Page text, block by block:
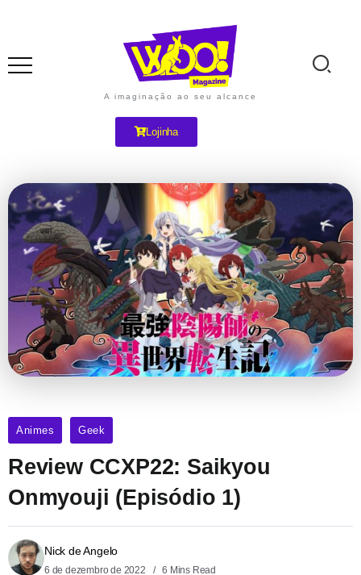
A imaginação ao seu alcance
Lojinha
Animes Geek
Review CCXP22: Saikyou
Onmyouji (Episódio 1)
Nick de Angelo
6 de dezembro de 2022 6 Mins Read